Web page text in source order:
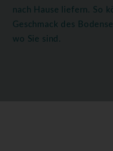
nach Hause liefern. So
Geschmack des
wo Sie sind.